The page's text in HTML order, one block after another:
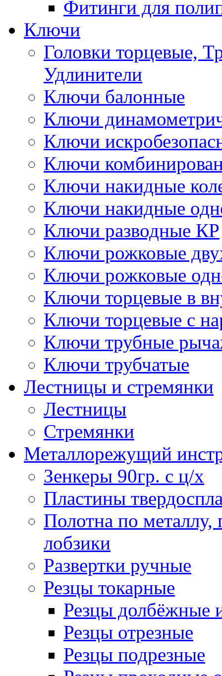
Фитинги для
Ключи
Головки торцевые,
Удлинители
Ключи балонные
Ключи
Ключи
Ключи
Ключи накидные
Ключи накидные
Ключи разводные КР
Ключи рожковые
Ключи рожковые
Ключи торцевые в
Ключи торцевые с
Ключи трубные
Ключи трубчатые
Лестницы и стремянки
Лестницы
Стремянки
Металлорежущий
Зенкеры 90гр. с ц/х
Пластины
Полотна по
лобзики
Развертки ручные
Резцы токарные
Резцы долбёжные
Резцы отрезные
Резцы подрезные